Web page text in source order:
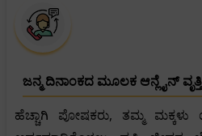
ಜನ್ಮ ದಿನಾಂಕದ ಮೂಲಕ ಆನ್ಲೈನ್
ಹೆಚ್ಚಾಗಿ ಪೋಷಕರು, ತಮ್ಮ ಮಕ್ಕಳು